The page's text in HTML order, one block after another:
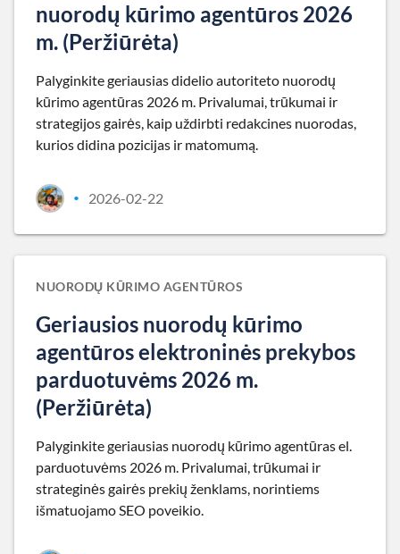
nuorodų kūrimo agentūros 2026
m. (Peržiūrėta)
Palyginkite geriausias didelio autoriteto nuorodų
kūrimo agentūras 2026 m. Privalumai, trūkumai ir
strategijos gairės, kaip uždirbti redakcines nuorodas,
kurios didina pozicijas ir matomumą.
• 2026-02-22
NUORODŲ KŪRIMO AGENTŪROS
Geriausios nuorodų kūrimo
agentūros elektroninės prekybos
parduotuvėms 2026 m.
(Peržiūrėta)
Palyginkite geriausias nuorodų kūrimo agentūras el.
parduotuvėms 2026 m. Privalumai, trūkumai ir
strateginės gairės prekių ženklams, norintiems
išmatuojamo SEO poveikio.